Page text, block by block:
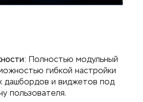
Полностью модульный
гибкой настройки
дашбордов и виджетов под
пользователя.